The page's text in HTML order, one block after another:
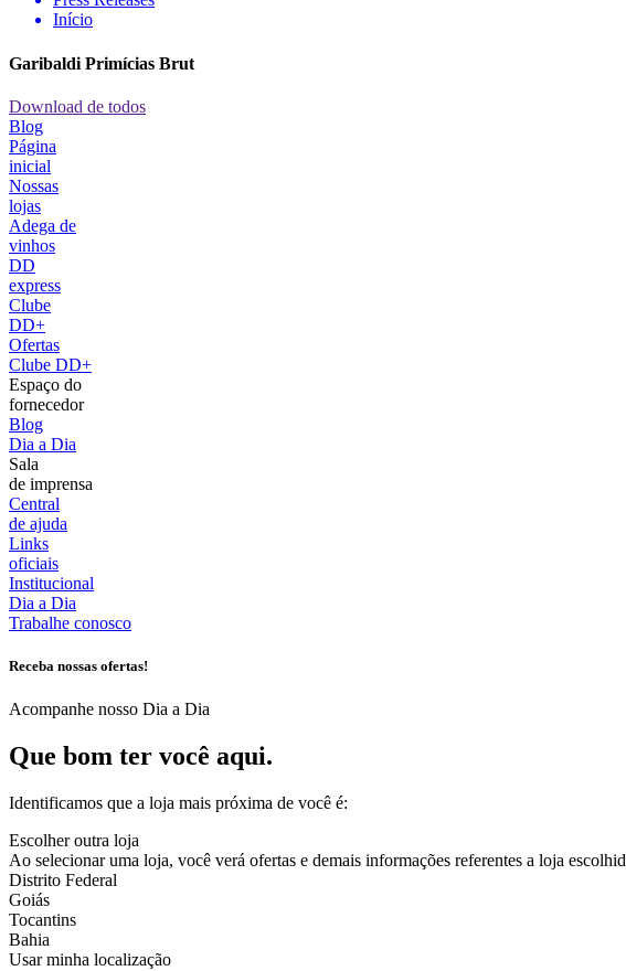
Início
Garibaldi Primícias Brut
Download de todos
Blog
Página
inicial
Nossas
lojas
Adega de
vinhos
DD
express
Clube
DD+
Ofertas
Clube DD+
Espaço do
fornecedor
Blog
Dia a Dia
Sala
de imprensa
Central
de ajuda
Links
oficiais
Institucional
Dia a Dia
Trabalhe conosco
Receba nossas ofertas!
Acompanhe nosso Dia a Dia
Que bom ter você aqui.
Identificamos que a loja mais próxima de você é:
Escolher outra loja
Ao selecionar uma loja, você verá ofertas e demais informações referentes a loja
Distrito Federal
Goiás
Tocantins
Bahia
Usar minha localização